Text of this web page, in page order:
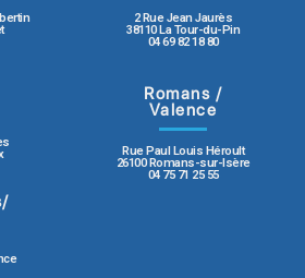
2 Rue Jean Jaurès
38110 La Tour-du-Pin
04 69 82 18 80
Romans /
Valence
Rue Paul Louis Héroult
26100 Romans-sur-Isère
04 75 71 25 55